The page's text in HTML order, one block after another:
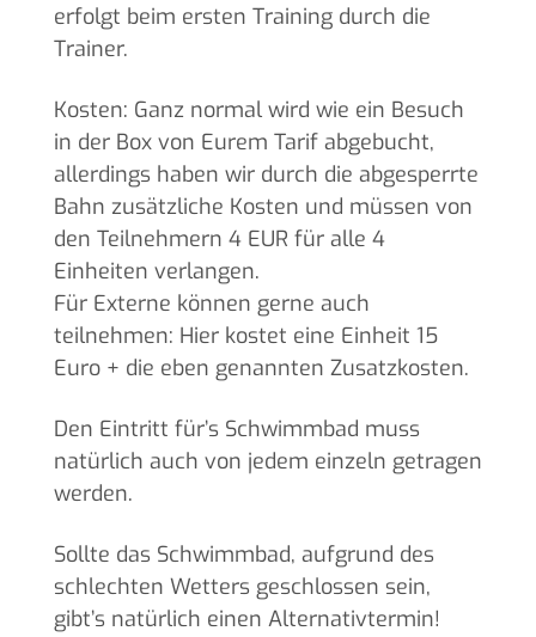
erfolgt beim ersten Training durch die
Trainer.
Kosten: Ganz normal wird wie ein Besuch
in der Box von Eurem Tarif abgebucht,
allerdings haben wir durch die abgesperrte
Bahn zusätzliche Kosten und müssen von
den Teilnehmern 4 EUR für alle 4
Einheiten verlangen.
Für Externe können gerne auch
teilnehmen: Hier kostet eine Einheit 15
Euro + die eben genannten Zusatzkosten.
Den Eintritt für’s Schwimmbad muss
natürlich auch von jedem einzeln getragen
werden.
Sollte das Schwimmbad, aufgrund des
schlechten Wetters geschlossen sein,
gibt’s natürlich einen Alternativtermin!